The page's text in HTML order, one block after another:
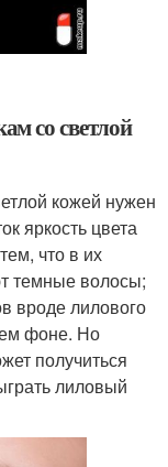
со светлой
кожей нужен
яркость цвета
что в их
темные волосы;
вроде лилового
фоне. Но
получиться
лиловый